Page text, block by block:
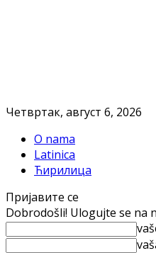
Четвртак, август 6, 2026
O nama
Latinica
Ћирилица
Пријавите се
Dobrodošli! Ulogujte se na